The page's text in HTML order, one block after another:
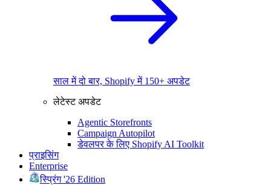
साल में दो बार, Shopify में 150+ अपडेट
लेटेस्ट अपडेट
Agentic Storefronts
Campaign Autopilot
डेवलपर के लिए Shopify AI Toolkit
प्राइसिंग
Enterprise
स्प्रिंग '26 Edition